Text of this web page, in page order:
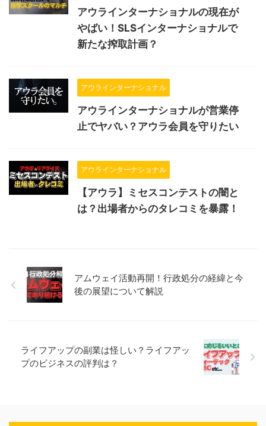
アウラインターナショナルの現在が
やばい！SLSインターナショナルで
新たな搾取計画？
アウラインターナショナル
アウラインターナショナルが営業停
止でヤバい？アウラ会員を守りたい
アウラインターナショナル
【アウラ】ミセスコンテストの闇と
は？出場者からのタレコミを暴露！
アムウェイ活動再開！行政処分の経緯と今
後の展望について解説
ライフアップの副業は怪しい？ライフアッ
プのビジネスの評判は？